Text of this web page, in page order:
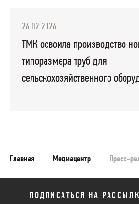
26.02.2026
ТМК освоила производство
типоразмера труб для
сельскохозяйственного
Главная Медиацентр Пресс-
ПОДПИСАТЬСЯ НА